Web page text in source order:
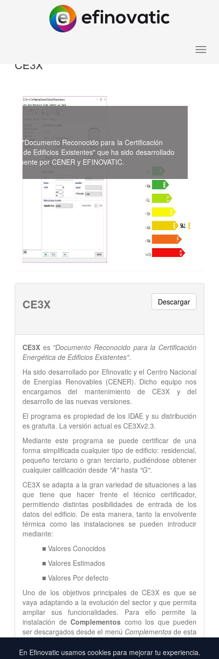
En Efinovatic usamos cookies para mejorar tu experiencia.
Toggle
CE3X
es el "Documento Reconocido para la Certificación
de Edificios Existentes" que ha sido desarrollado
por CENER y EFINOVATIC.
CE3X Descargar
CE3X es "Documento Reconocido para la Certificación
Energética de Edificios Existentes".
Ha sido desarrollado por Efinovatic y el Centro Nacional
de Energías Renovables (CENER). Dicho equipo nos
encargamos del mantenimiento de CE3X y del
desarrollo de las nuevas versiones.
El programa es propiedad de los IDAE y su distribución
es gratuita. La versión actual es CE3Xv2.3.
Mediante este programa se puede certificar de una
forma simplificada cualquier tipo de edificio: residencial,
pequeño terciario o gran terciario, pudiéndose obtener
cualquier calificación desde "A"hasta "G".
CE3X se adapta a la gran variedad de situaciones a las
que tiene que hacer frente el técnico certificador,
permitiendo distintas posibilidades de entrada de los
datos del edificio. De esta manera, tanto la envolvente
térmica como las instalaciones se pueden introducir
mediante:
■ Valores Conocidos
■ Valores Estimados
■ Valores Por defecto
Uno de los objetivos principales de CE3X es que se
vaya adaptando a la evolución del sector y que permita
ampliar sus funcionalidades. Para ello permite la
instalación de Complementos como los que pueden
ser descargados desde el menú Complementosde esta